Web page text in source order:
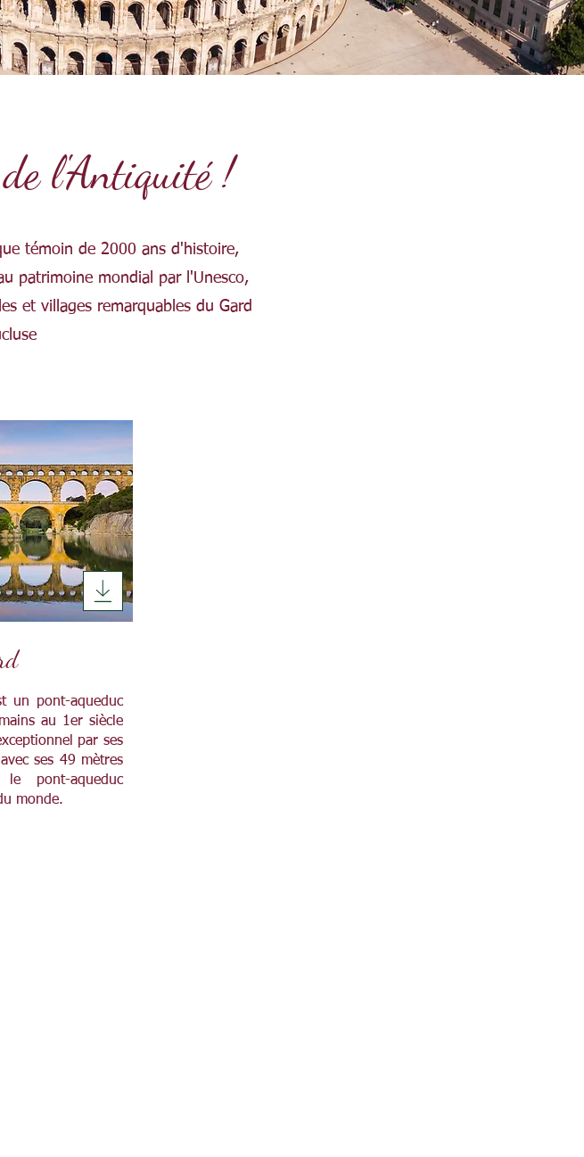
l'Antiquité !
témoin de 2000 ans d'histoire,
patrimoine mondial par l'Unesco,
et villages remarquables du Gard
un pont-aqueduc
au 1er siècle
par ses
ses 49 mètres
pont-aqueduc
monde.